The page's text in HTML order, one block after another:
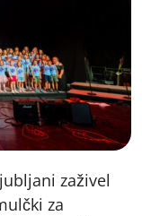
zaživel
za